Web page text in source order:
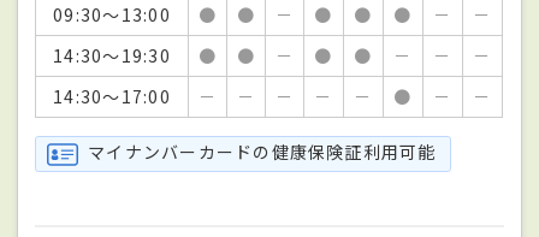
09:30～13:00
● ● － ● ● ● －
－
14:30～19:30
● ● － ● ● － －
－
14:30～17:00
－ － － － － ● － －
マイナンバーカードの健康保険証利用可能